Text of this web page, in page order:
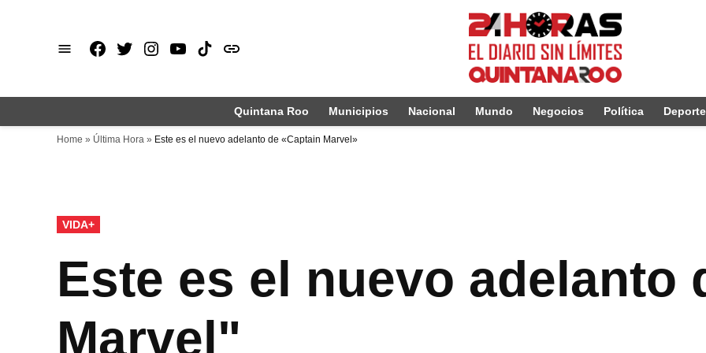
Facebook
X Instagram
Youtube
TikTok
issuu
Quintana Roo Municipios Nacional Mundo Negocios Política
Home » Última Hora » Este es el nuevo adelanto de «Captain Marvel»
PUBLICADO
EN
VIDA+
Este es el nuevo adelanto
Marvel"